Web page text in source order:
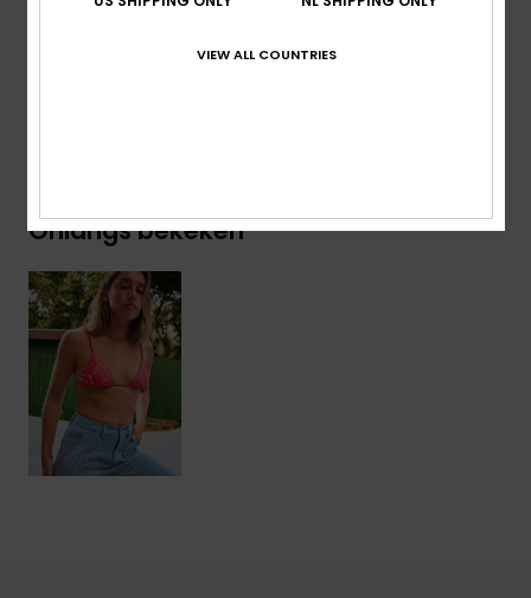
Details & functies
Onlangs bekeken
VIEW ALL COUNTRIES